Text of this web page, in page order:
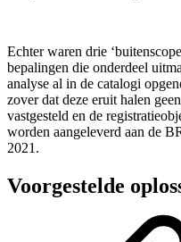
Echter waren drie
bepalingen die onderdeel
analyse al in de catalogi
zover dat deze eruit halen
vastgesteld en de
worden aangeleverd aan de
2021.
Voorgestelde